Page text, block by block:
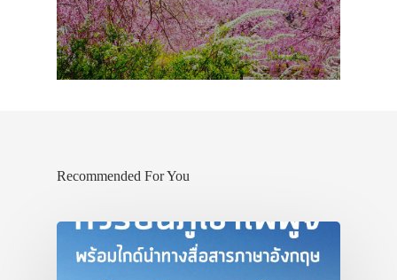
Recommended For You
ที่พัก
สาระน่ารู้
VIDEO